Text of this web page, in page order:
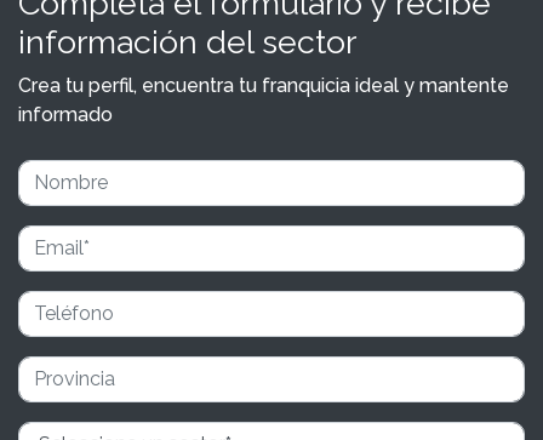
información del sector
Crea tu perfil, encuentra tu franquicia ideal y mantente
informado